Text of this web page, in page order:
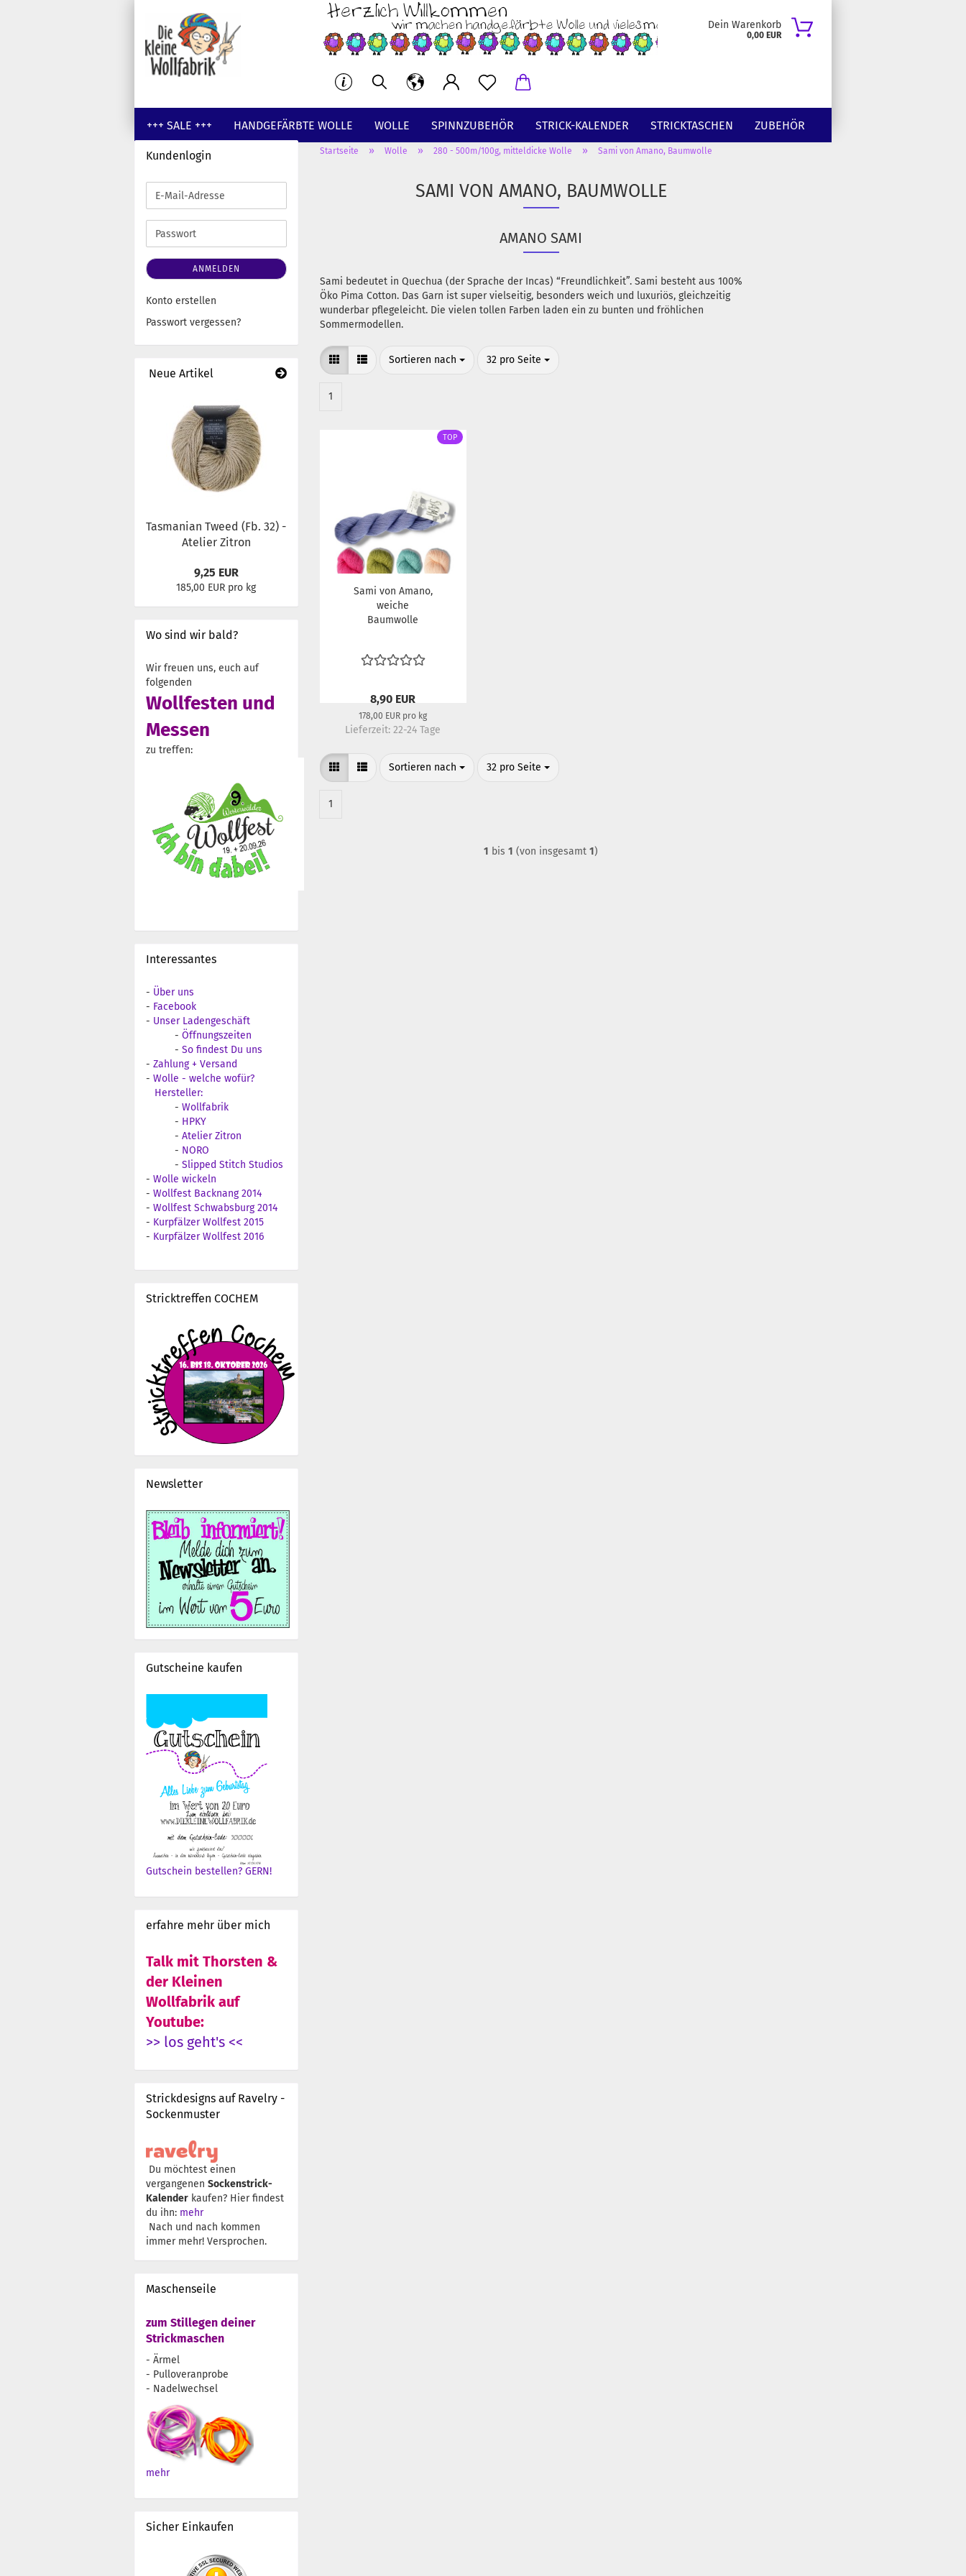
Dein Warenkorb
0,00 EUR
+++ SALE +++ HANDGEFÄRBTE WOLLE WOLLE SPINNZUBEHÖR STRICK-KALENDER STRICKTASCHEN ZUBEHÖR
GUTSCHEINE
Startseite » Wolle » 280 - 500m/100g, mitteldicke Wolle » Sami von Amano, Baumwolle
SAMI VON AMANO, BAUMWOLLE
AMANO SAMI
Sami bedeutet in Quechua (der Sprache der Incas) “Freundlichkeit”. Sami besteht aus 100%
Öko Pima Cotton. Das Garn ist super vielseitig, besonders weich und luxuriös, gleichzeitig
wunderbar pflegeleicht. Die vielen tollen Farben laden ein zu bunten und fröhlichen
Sommermodellen.
Sortieren nach
Sortieren nach 32 pro Seite
pro Seite
1
TOP
Sami von Amano,
weiche
Baumwolle
8,90 EUR
178,00 EUR pro kg
Lieferzeit:22-24 Tage
Sortieren nach
Sortieren nach 32 pro Seite
pro Seite
1
1 bis1 (von insgesamt1)
Kundenlogin
E-
Mail-
Adresse
Passwort
ANMELDEN
Konto erstellen
Passwort vergessen?
Neue Artikel
Tasmanian Tweed (Fb. 32) -
Atelier Zitron
9,25 EUR
185,00 EUR pro kg
Wo sind wir bald?
Wir freuen uns, euch auf
folgenden
Wollfesten und
Messen
zu treffen:
Interessantes
- Über uns
- Facebook
- Unser Ladengeschäft
- Öffnungszeiten
- So findest Du uns
- Zahlung + Versand
- Wolle - welche wofür?
Hersteller:
- Wollfabrik
- HPKY
- Atelier Zitron
- NORO
- Slipped Stitch Studios
- Wolle wickeln
- Wollfest Backnang 2014
- Wollfest Schwabsburg 2014
- Kurpfälzer Wollfest 2015
- Kurpfälzer Wollfest 2016
Stricktreffen COCHEM
Newsletter
Gutscheine kaufen
Gutschein bestellen? GERN!
erfahre mehr über mich
Talk mit Thorsten &
der Kleinen
Wollfabrik auf
Youtube:
>> los geht's <<
Strickdesigns auf Ravelry -
Sockenmuster
Du möchtest einen
vergangenen Sockenstrick-
Kalender kaufen? Hier findest
du ihn: mehr
Nach und nach kommen
immer mehr! Versprochen.
Maschenseile
zum Stillegen deiner
Strickmaschen
- Ärmel
- Pulloveranprobe
- Nadelwechsel
mehr
Sicher Einkaufen